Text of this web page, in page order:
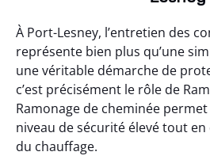
À Port-Lesney, l’entretien des
représente bien plus qu’une
une véritable démarche de
c’est précisément le rôle de
Ramonage de cheminée
niveau de sécurité élevé tout
du chauffage.